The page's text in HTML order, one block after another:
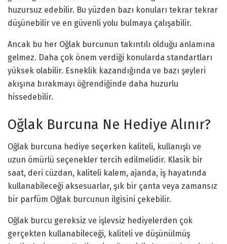
huzursuz edebilir. Bu yüzden bazı konuları tekrar tekrar
düşünebilir ve en güvenli yolu bulmaya çalışabilir.
Ancak bu her Oğlak burcunun takıntılı olduğu anlamına
gelmez. Daha çok önem verdiği konularda standartları
yüksek olabilir. Esneklik kazandığında ve bazı şeyleri
akışına bırakmayı öğrendiğinde daha huzurlu
hissedebilir.
Oğlak Burcuna Ne Hediye Alınır?
Oğlak burcuna hediye seçerken kaliteli, kullanışlı ve
uzun ömürlü seçenekler tercih edilmelidir. Klasik bir
saat, deri cüzdan, kaliteli kalem, ajanda, iş hayatında
kullanabileceği aksesuarlar, şık bir çanta veya zamansız
bir parfüm Oğlak burcunun ilgisini çekebilir.
Oğlak burcu gereksiz ve işlevsiz hediyelerden çok
gerçekten kullanabileceği, kaliteli ve düşünülmüş